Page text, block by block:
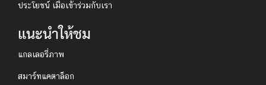
ประโยชน์ เมื่อเข้าร่วมกับเรา
แนะนำให้ชม
แกลเลอรี่ภาพ
สมาร์ทแคตาล็อก